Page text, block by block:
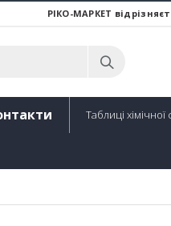
РІКО-МАРКЕТ
Таблиці хімічної